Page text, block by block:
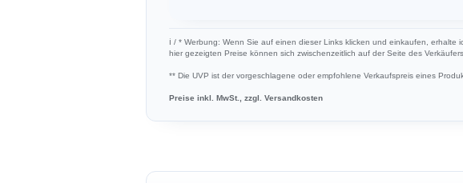
ℹ︎ / * Werbung: Wenn Sie auf einen dieser Links klicken und einkaufen,
hier gezeigten Preise können sich zwischenzeitlich auf der Seite des
** Die UVP ist der vorgeschlagene oder empfohlene Verkaufspreis eines
Preise inkl. MwSt., zzgl. Versandkosten